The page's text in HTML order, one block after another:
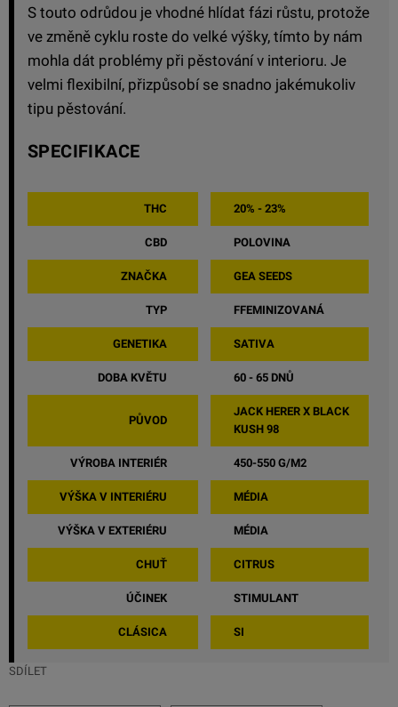
S touto odrůdou je vhodné hlídat fázi růstu, protože
ve změně cyklu roste do velké výšky, tímto by nám
mohla dát problémy při pěstování v interioru. Je
velmi flexibilní, přizpůsobí se snadno jakémukoliv
tipu pěstování.
SPECIFIKACE
THC 20% - 23%
CBD POLOVINA
ZNAČKA GEA SEEDS
TYP FFEMINIZOVANÁ
GENETIKA SATIVA
DOBA KVĚTU 60 - 65 DNŮ
PŮVOD
JACK HERER X BLACK
KUSH 98
VÝROBA INTERIÉR 450-550 G/M2
VÝŠKA V INTERIÉRU MÉDIA
VÝŠKA V EXTERIÉRU MÉDIA
CHUŤ CITRUS
ÚČINEK STIMULANT
CLÁSICA SI
SDÍLET